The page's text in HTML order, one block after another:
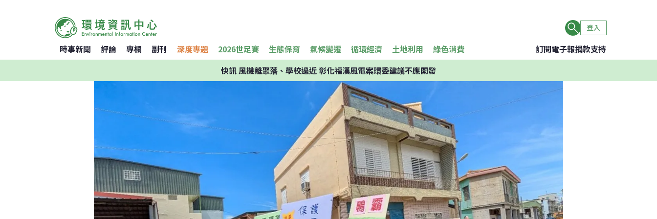
登入
時事新聞 評論 專欄 副刊 深度專題 2026世足賽 生態保育 氣候變遷 循環經濟 土地利用 綠色消費 訂閱電子報捐款支持
快訊風機離聚落、學校過近 彰化福漢風電案環委建議不應開發